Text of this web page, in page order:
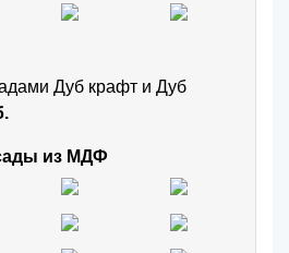
Дуб крафт и Дуб
из МДФ